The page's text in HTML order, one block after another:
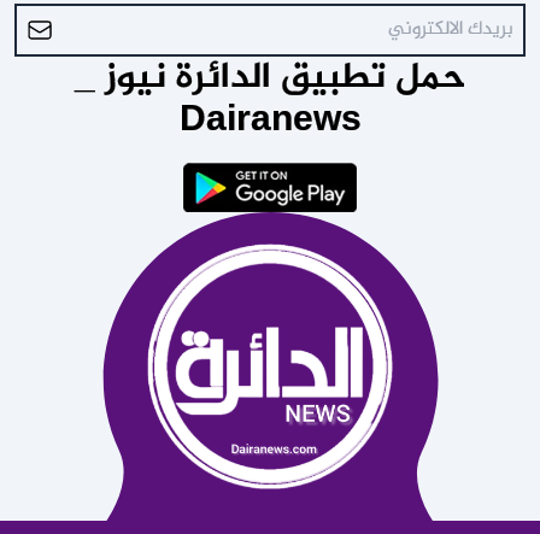
حمل تطبيق الدائرة نيوز _
Dairanews